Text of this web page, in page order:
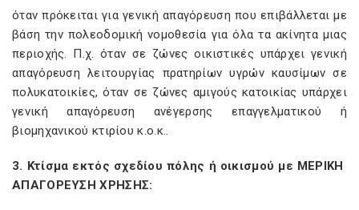
όταν πρόκειται για γενική απαγόρευση που επιβάλλεται με
βάση την πολεοδομική νομοθεσία για όλα τα ακίνητα μιας
περιοχής. Π.χ. όταν σε ζώνες οικιστικές υπάρχει γενική
απαγόρευση λειτουργίας πρατηρίων υγρών καυσίμων σε
πολυκατοικίες, όταν σε ζώνες αμιγούς κατοικίας υπάρχει
γενική απαγόρευση ανέγερσης επαγγελματικού ή
βιομηχανικού κτιρίου κ.ο.κ..
3. Κτίσμα εκτός σχεδίου πόλης ή οικισμού με ΜΕΡΙΚΗ
ΑΠΑΓΟΡΕΥΣΗ ΧΡΗΣΗΣ: